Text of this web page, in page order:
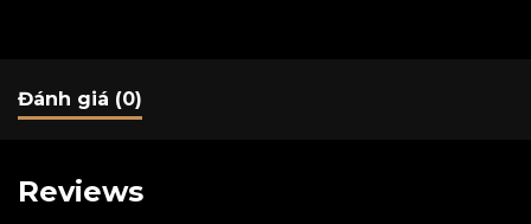
Đánh giá (0)
Reviews